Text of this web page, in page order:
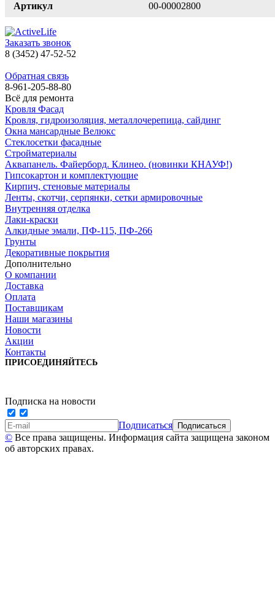
Артикул 00-00002800
Заказать звонок
8 (3452) 47-52-52
Обратная связь
8-961-205-88-80
Всё для ремонта
Кровля Фасад
Кровля, гидроизоляция, металлочерепица, сайдинг
Окна мансардные Велюкс
Стеклосетки фасадные
Стройматериалы
Аквапанель. Файерборд. Клинео. (новинки КНАУФ!)
Гипсокартон и комплектующие
Кирпич, стеновые материалы
Ленты, скотчи, серпянки, сетки армировочные
Внутренняя отделка
Лаки-краски
Алкидные эмали, ПФ-115, ПФ-266
Грунты
Декоративные покрытия
Дополнительно
О компании
Доставка
Оплата
Поставщикам
Наши магазины
Новости
Акции
Контакты
ПРИСОЕДИНЯЙТЕСЬ
Подписка на новости
Подписаться
© Все права защищены. Информация сайта защищена законом
об авторских правах.